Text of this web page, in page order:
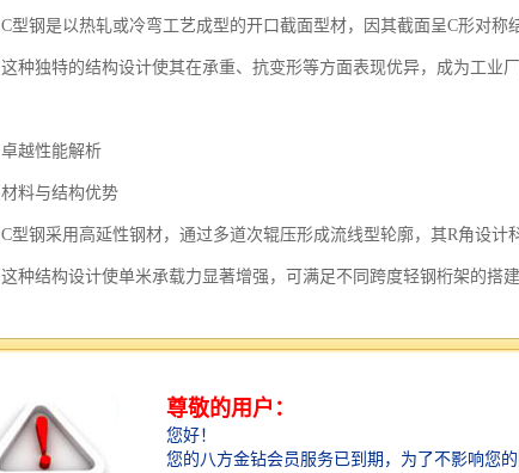
C型钢是以热轧或冷弯工艺成型的开口截面型材，因其截面呈C形对称
这种独特的结构设计使其在承重、抗变形等方面表现优异，成为工业
卓越性能解析
材料与结构优势
C型钢采用高延性钢材，通过多道次辊压形成流线型轮廓，其R角设计
这种结构设计使单米承载力显著增强，可满足不同跨度轻钢桁架的搭
耐久与防护特性
表面经过双重防护处理，包括镀锌层和底漆涂层，使其具备优异的耐腐
即使在严苛环境下，也能保持长期稳定的使用状态。